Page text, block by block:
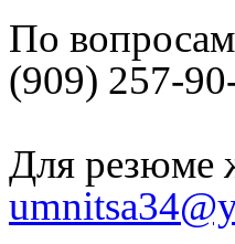
По
(909) 257-
Для резюме